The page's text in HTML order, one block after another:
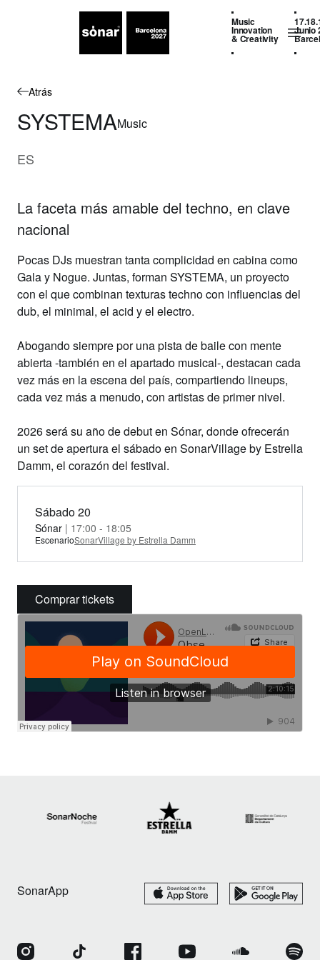
Music
Innovation
& Creativity
Junio
Atrás
SYSTEMAMusic
ES
La faceta más amable del techno, en clave
nacional
Pocas DJs muestran tanta complicidad en cabina como
Gala y Nogue. Juntas, forman SYSTEMA, un proyecto
con el que combinan texturas techno con influencias del
dub, el minimal, el acid y el electro.
Abogando siempre por una pista de baile con mente
abierta -también en el apartado musical-, destacan cada
vez más en la escena del país, compartiendo lineups,
cada vez más a menudo, con artistas de primer nivel.
2026 será su año de debut en Sónar, donde ofrecerán
un set de apertura el sábado en SonarVillage by Estrella
Damm, el corazón del festival.
Sábado 20
Sónar | 17:00 - 18:05
EscenarioSonarVillage by Estrella Damm
Comprar tickets
SonarApp